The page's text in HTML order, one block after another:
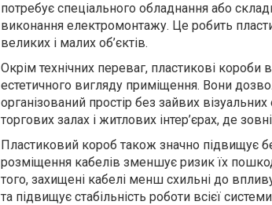
потребує спеціального обладнання або
виконання електромонтажу. Це робить
великих і малих об’єктів.
Окрім технічних переваг, пластикові
естетичного вигляду приміщення. Вони
організований простір без зайвих
торгових залах і житлових інтер’єрах, де
Пластиковий короб також значно підвищує
розміщення кабелів зменшує ризик їх
того, захищені кабелі менш схильні до
та підвищує стабільність роботи всієї